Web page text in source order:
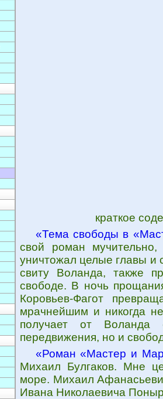
краткое
«Тема свободы в
свой роман
уничтожал целые главы и
свиту Воланда, также
свободе. В ночь
Коровьев-Фагот
мрачнейшим и никогда
получает от Воланда
передвижения, но и
«Роман «Мастер и
Михаил Булгаков. Мне
море. Михаил
Ивана Николаевича